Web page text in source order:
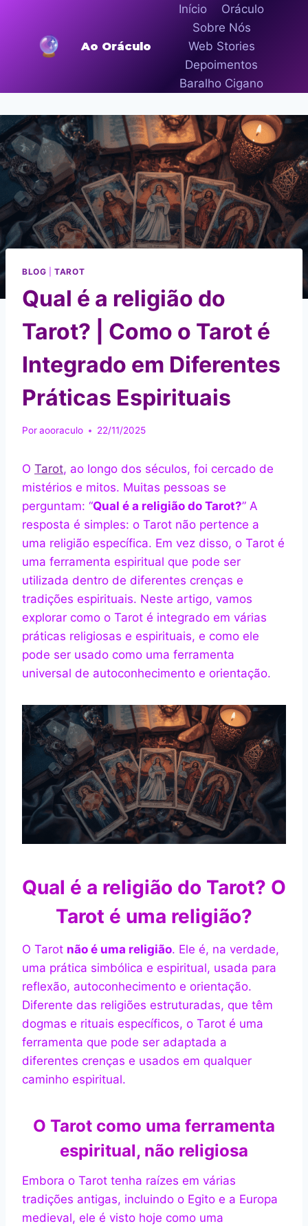
Ao Oráculo
Início
Oráculo
Sobre Nós
Web Stories
Depoimentos
Baralho Cigano
BLOG |TAROT
Qual é a religião do
Tarot? | Como o Tarot é
Integrado em Diferentes
Práticas Espirituais
Poraooraculo 22/11/2025
O Tarot, ao longo dos séculos, foi cercado de
mistérios e mitos. Muitas pessoas se
perguntam: “Qual é a religião do Tarot?” A
resposta é simples: o Tarot não pertence a
uma religião específica. Em vez disso, o Tarot é
uma ferramenta espiritual que pode ser
utilizada dentro de diferentes crenças e
tradições espirituais. Neste artigo, vamos
explorar como o Tarot é integrado em várias
práticas religiosas e espirituais, e como ele
pode ser usado como uma ferramenta
universal de autoconhecimento e orientação.
Qual é a religião do Tarot? O
Tarot é uma religião?
O Tarot não é uma religião. Ele é, na verdade,
uma prática simbólica e espiritual, usada para
reflexão, autoconhecimento e orientação.
Diferente das religiões estruturadas, que têm
dogmas e rituais específicos, o Tarot é uma
ferramenta que pode ser adaptada a
diferentes crenças e usados em qualquer
caminho espiritual.
O Tarot como uma ferramenta
espiritual, não religiosa
Embora o Tarot tenha raízes em várias
tradições antigas, incluindo o Egito e a Europa
medieval, ele é visto hoje como uma